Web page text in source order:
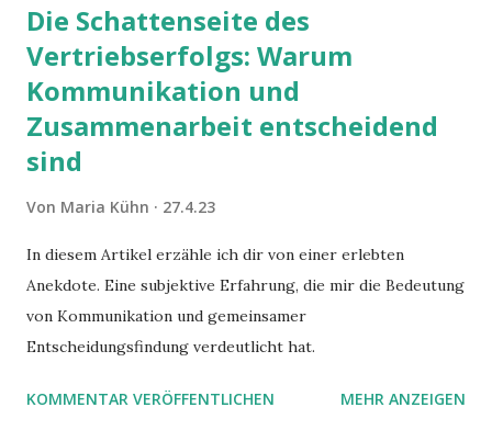
Die Schattenseite des
Vertriebserfolgs: Warum
Kommunikation und
Zusammenarbeit entscheidend
sind
Von Maria Kühn 27.4.23
In diesem Artikel erzähle ich dir von einer erlebten
Anekdote. Eine subjektive Erfahrung, die mir die Bedeutung
von Kommunikation und gemeinsamer
Entscheidungsfindung verdeutlicht hat.
KOMMENTAR VERÖFFENTLICHEN MEHR ANZEIGEN